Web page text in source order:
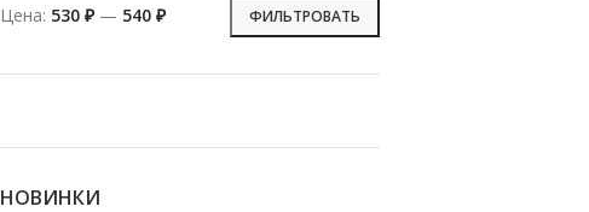
ФИЛЬТРОВАТЬ
Цена: 530 ₽— 540 ₽
НОВИНКИ